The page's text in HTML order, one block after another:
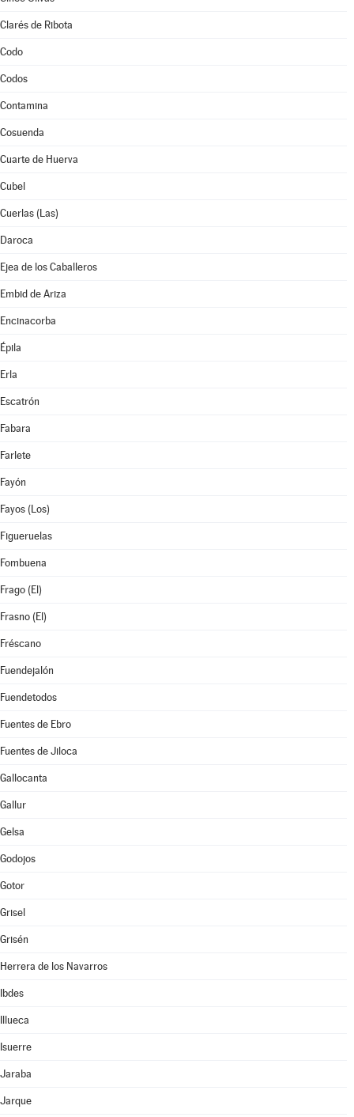
Clarés de Ribota
Codo
Codos
Contamina
Cosuenda
Cuarte de Huerva
Cubel
Cuerlas (Las)
Daroca
Ejea de los Caballeros
Embid de Ariza
Encinacorba
Épila
Erla
Escatrón
Fabara
Farlete
Fayón
Fayos (Los)
Figueruelas
Fombuena
Frago (El)
Frasno (El)
Fréscano
Fuendejalón
Fuendetodos
Fuentes de Ebro
Fuentes de Jiloca
Gallocanta
Gallur
Gelsa
Godojos
Gotor
Grisel
Grisén
Herrera de los Navarros
Ibdes
Illueca
Isuerre
Jaraba
Jarque